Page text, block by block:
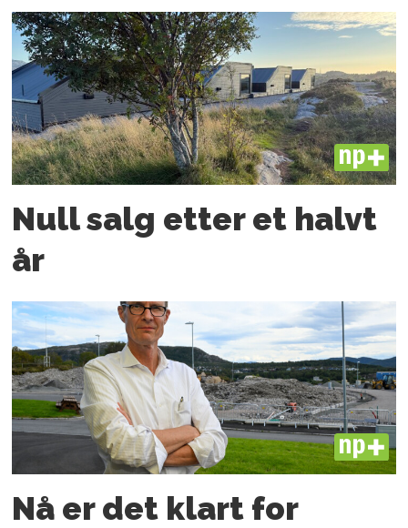
PLUS
Null salg etter et halvt
år
PLUS
Nå er det klart for